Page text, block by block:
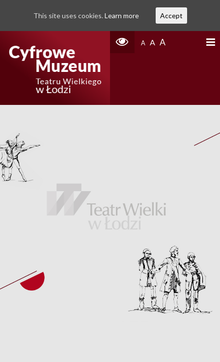
A A A
This site uses cookies. Learn more Accept